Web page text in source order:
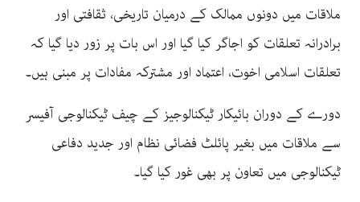
ملاقات میں دونوں ممالک کے درمیان تاریخی، ثقافتی اور
برادرانہ تعلقات کو اجاگر کیا گیا اور اس بات پر زور دیا گیا کہ
تعلقات اسلامی اخوت، اعتماد اور مشترکہ مفادات پر مبنی ہیں۔
دورے کے دوران بائیکار ٹیکنالوجیز کے چیف ٹیکنالوجی آفیسر
سے ملاقات میں بغیر پائلٹ فضائی نظام اور جدید دفاعی
ٹیکنالوجی میں تعاون پر بھی غور کیا گیا۔